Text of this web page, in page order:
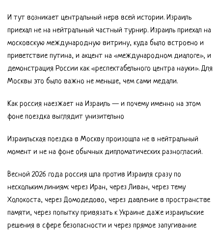
И тут возникает центральный нерв всей истории. Израиль
приехал не на нейтральный частный турнир. Израиль приехал на
московскую международную витрину, куда было встроено и
приветствие путина, и акцент на «международном диалоге», и
демонстрация России как «респектабельного центра науки». Для
Москвы это было важно не меньше, чем сами медали.
Как россия наезжает на Израиль — и почему именно на этом
фоне поездка выглядит унизительно
Израильская поездка в Москву произошла не в нейтральный
момент и не на фоне обычных дипломатических разногласий.
Весной 2026 года россия шла против Израиля сразу по
нескольким линиям: через Иран, через Ливан, через тему
Холокоста, через Домодедово, через давление в пространстве
памяти, через попытку привязать к Украине даже израильские
решения в сфере безопасности и через прямое запугивание